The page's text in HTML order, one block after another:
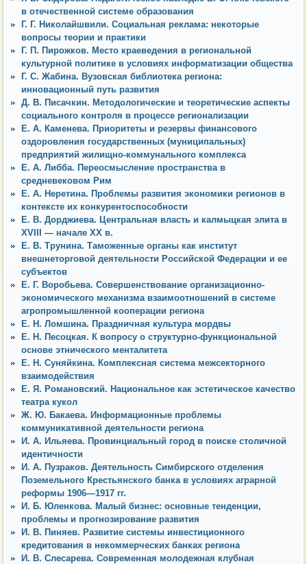
в отечественной системе образования
Г. Г. Николайшвили. Социальная реклама: некоторые
вопросы теории и практики
Г. П. Пирожков. Место краеведения в региональной
культурной политике в условиях информатизации общества
Г. С. Жабина. Вузовская библиотека региона:
инновационный путь развития
Д. В. Писачкин. Методологические и теоретические аспекты
социального контроля в процессе регионализации
Е. А. Каменева. Приоритеты и резервы финансового
оздоровления государственных (муниципальных)
предприятий жилищно-коммунального комплекса
Е. А. Либба. Переосмысление пространства в
средневековом Рим
Е. А. Неретина. Проблемы развития экономики регионов в
контексте их конкурентоспособности
Е. В. Дорджиева. Центральная власть и калмыцкая элита в
XVIII — начале XX в.
Е. В. Трунина. Таможенные органы как институт
внешнеторговой деятельности Российской Федерации и ее
субъектов
Е. Г. Воробьева. Совершенствование организационно-
экономического механизма взаимоотношений в системе
агропромышленной кооперации региона
Е. Н. Ломшина. Праздничная культура мордвы
Е. Н. Песоцкая. К вопросу о структурно-функциональной
основе этнического менталитета
Е. Н. Суняйкина. Комплексная система межсекторного
взаимодействия
Е. Я. Романовский. Национальное как эстетическое качество
театра кукол
Ж. Ю. Бакаева. Информационные проблемы
коммуникативной деятельности региона
И. А. Ильяева. Провинциальный город в поиске столичной
идентичности
И. А. Пузраков. Деятельность Симбирского отделения
Поземельного Крестьянского банка в условиях аграрной
реформы 1906—1917 гг.
И. Б. Юленкова. Малый бизнес: основные тенденции,
проблемы и прогнозирование развития
И. В. Пиняев. Развитие системы инвестиционного
кредитования в некоммерческих банках региона
И. В. Слесарева. Современная молодежная клубная